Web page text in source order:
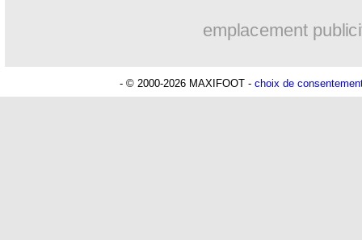
emplacement
- © 2000-2026 MAXIFOOT - choix de